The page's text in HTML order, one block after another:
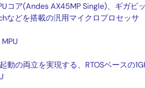
コア(Andes AX45MP Single)、ギガビ
などを搭載の汎用マイクロプロセッサ
動の両立を実現する、RTOSベースの